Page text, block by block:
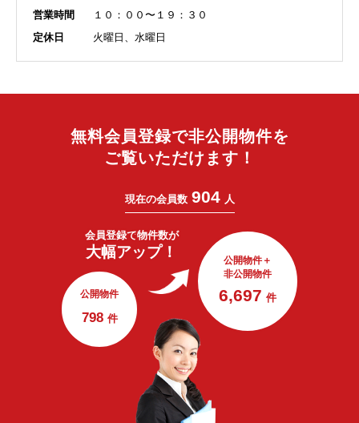
営業時間
１０：００〜１９：３０
定休日
火曜日、水曜日
無料会員登録で非公開物件を
ご覧いただけます！
現在の会員数 904 人
会員登録で物件数が
大幅アップ！
公開物件
798 件
公開物件＋
非公開物件
6,697 件